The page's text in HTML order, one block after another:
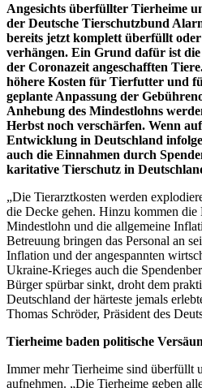
Angesichts überfüllter Tierheime
der Deutsche Tierschutzbund
bereits jetzt komplett überfüllt
verhängen. Ein Grund dafür ist
der Coronazeit angeschafften
höhere Kosten für Tierfutter und
geplante Anpassung der
Anhebung des Mindestlohns
Herbst noch verschärfen. Wenn
Entwicklung in Deutschland
auch die Einnahmen durch
karitative Tierschutz in
„Die Tierarztkosten werden
die Decke gehen. Hinzu kommen die
Mindestlohn und die allgemeine
Betreuung bringen das Personal an
Inflation und der angespannten
Ukraine-Krieges auch die
Bürger spürbar sinkt, droht dem
Deutschland der härteste jemals
Thomas Schröder, Präsident des
Tierheime baden politische
Immer mehr Tierheime sind überfüllt
aufnehmen. „Die Tierheime geben